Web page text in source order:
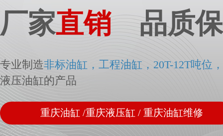
厂家直销 品质
专业制造非标油缸，工程油缸，20T-12T吨位
液压油缸的产品
重庆油缸 /重庆液压缸 / 重庆油缸维修